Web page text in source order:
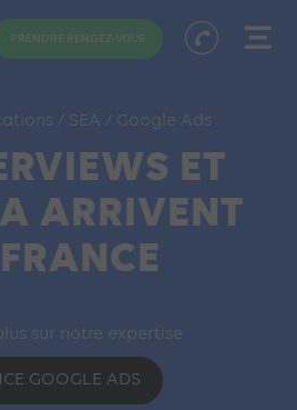
PRENDRE RENDEZ-VOUS
/ SEA / Google Ads
ET
ARRIVENT
sur notre expertise
GOOGLE ADS